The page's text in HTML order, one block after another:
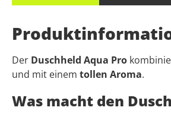
Der Duschheld Aqua Pro
und mit einem tollen Aroma.
Was macht den